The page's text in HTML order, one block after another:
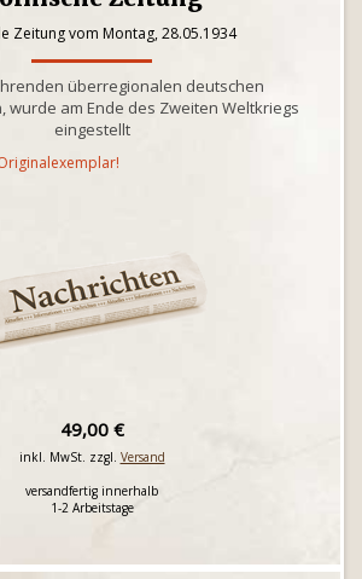
Zeitung vom Montag, 28.05.1934
überregionalen deutschen
wurde am Ende des Zweiten Weltkriegs
eingestellt
49,00 €
inkl. MwSt. zzgl. Versand
versandfertig innerhalb
1-2 Arbeitstage